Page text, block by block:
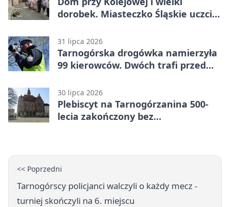
dorobek. Miasteczko Śląskie uczciło
31 lipca 2026
Tarnogórska drogówka namierzyła
99 kierowców. Dwóch trafi przed
30 lipca 2026
Plebiscyt na Tarnogórzanina 500-
lecia zakończony bez
<< Poprzedni
Tarnogórscy policjanci walczyli o każdy mecz -
turniej skończyli na 6. miejscu